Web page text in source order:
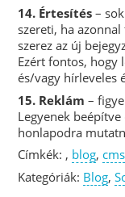
14. Értesítés –
szereti, ha
szerez az új
Ezért fontos, hogy
és/vagy hírleveles
15. Reklám –
Legyenek
honlapodra
Címkék: , blog, cms
Kategóriák: Blog,